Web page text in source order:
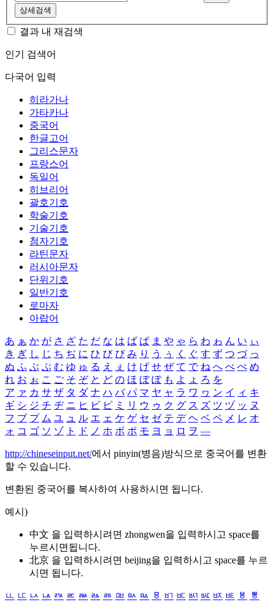
상세검색
결과 내 재검색
인기 검색어
다국어 입력
히라가나
가타카나
중국어
한글고어
그리스문자
프랑스어
독일어
히브리어
괄호기호
학술기호
기술기호
첨자기호
라틴문자
러시아문자
단위기호
일반기호
로마자
아랍어
あ ぁ か が さ ざ た だ な は ば ぱ ま や ゃ ら わ ゎ ん い ぃ
き ぎ し じ ち ぢ に ひ び ぴ み り う ぅ く ぐ す ず つ づ っ
ぬ ふ ぶ ぷ む ゆ ゅ る え ぇ け げ せ ぜ て で ね へ べ ぺ め
れ お ぉ こ ご そ ぞ と ど の ほ ぼ ぽ も よ ょ ろ を
ア ァ カ サ ザ タ ダ ナ ハ バ パ マ ヤ ャ ラ ワ ヮ ン イ ィ キ
ギ シ ジ チ ヂ ニ ヒ ビ ピ ミ リ ウ ゥ ク グ ス ズ ツ ヅ ッ ヌ
フ ブ プ ム ユ ュ ル エ ェ ケ ゲ セ ゼ テ デ ヘ ベ ペ メ レ オ
ォ コ ゴ ソ ゾ ト ド ノ ホ ボ ポ モ ヨ ョ ロ ヲ ―
http://chineseinput.net/에서 pinyin(병음)방식으로 중국어를 변환
할 수 있습니다.
변환된 중국어를 복사하여 사용하시면 됩니다.
예시)
中文 을 입력하시려면 zhongwen을 입력하시고 space를
누르시면됩니다.
北京 을 입력하시려면 beijing을 입력하시고 space를 누르
시면 됩니다.
ㅥ ㅦ ㅧ ㅨ ㅩ ㅪ ㅫ ㅬ ㅭ ㅮ ㅯ ㅰ ㅱ ㅲ ㅳ ㅴ ㅵ ㅶ ㅷ ㅸ
ㅹ